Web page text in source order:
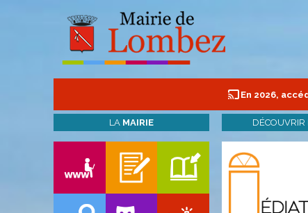
En 2026,
LA MAIRIE DÉCOUVRIR